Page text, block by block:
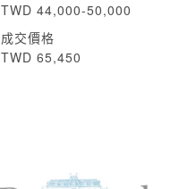
TWD 44,000-50,000
成交價格
TWD 65,450